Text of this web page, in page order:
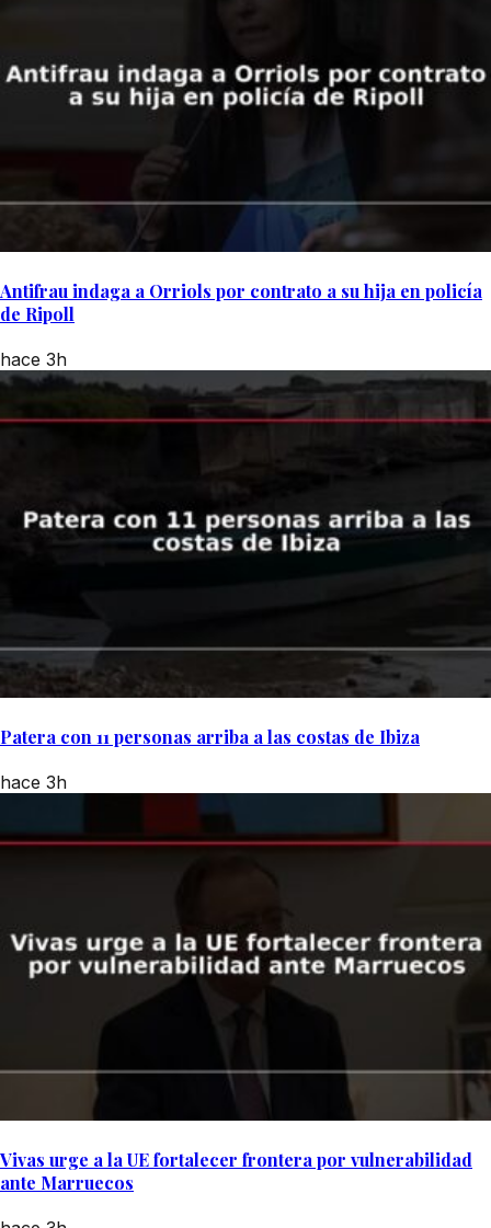
Antifrau indaga a Orriols por contrato a su hija en policía
de Ripoll
hace 3h
Patera con 11 personas arriba a las costas de Ibiza
hace 3h
Vivas urge a la UE fortalecer frontera por vulnerabilidad
ante Marruecos